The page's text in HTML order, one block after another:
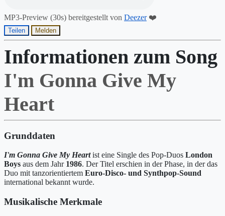
MP3-Preview (30s) bereitgestellt von Deezer❤️
Teilen Melden
Informationen zum Song
I'm Gonna Give My
Heart
Grunddaten
I'm Gonna Give My Heartist eine Single des Pop-Duos London
Boys aus dem Jahr 1986. Der Titel erschien in der Phase, in der das
Duo mit tanzorientiertem Euro-Disco- und Synthpop-Sound
international bekannt wurde.
Musikalische Merkmale